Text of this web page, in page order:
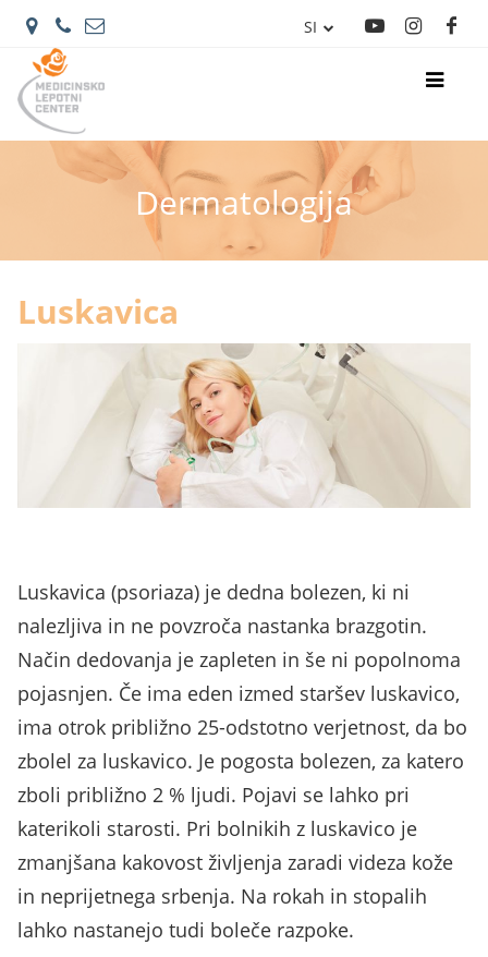
SI
Dermatologija
Luskavica
Luskavica (psoriaza) je dedna bolezen, ki ni
nalezljiva in ne povzroča nastanka brazgotin.
Način dedovanja je zapleten in še ni popolnoma
pojasnjen. Če ima eden izmed staršev luskavico,
ima otrok približno 25-odstotno verjetnost, da bo
zbolel za luskavico. Je pogosta bolezen, za katero
zboli približno 2 % ljudi. Pojavi se lahko pri
katerikoli starosti. Pri bolnikih z luskavico je
zmanjšana kakovost življenja zaradi videza kože
in neprijetnega srbenja. Na rokah in stopalih
lahko nastanejo tudi boleče razpoke.